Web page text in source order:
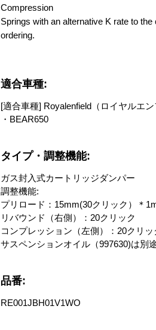
Compression
Springs with an alternative K rate to
ordering.
適合車種:
[適合車種] Royalenfield（ロイヤルエン
・BEAR650
タイプ・調整機能:
ガス封入式カートリッジダンパー
調整機能:
プリロード：15mm(30クリック）＊
リバウンド（右側）：20クリック
コンプレッション（左側）：20クリッ
サスペンションオイル（997630)は別
品番:
RE001JBH01V1WO